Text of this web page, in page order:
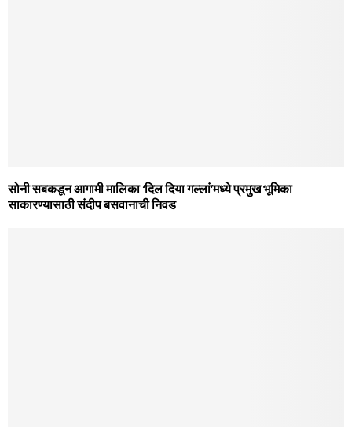
सोनी सबकडून आगामी मालिका ‘दिल दिया गल्‍लां’मध्‍ये प्रमुख भूमिका
साकारण्‍यासाठी संदीप बसवानाची निवड